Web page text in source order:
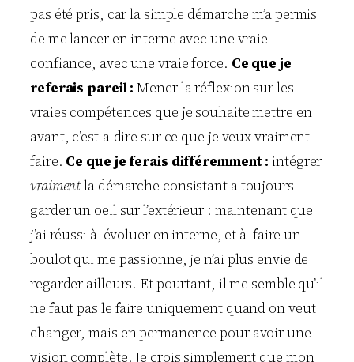
pas été pris, car la simple démarche m’a permis
de me lancer en interne avec une vraie
confiance, avec une vraie force. Ce que je
referais pareil :Mener la réflexion sur les
vraies compétences que je souhaite mettre en
avant, c’est-a-dire sur ce que je veux vraiment
faire. Ce que je ferais différemment : intégrer
vraimentla démarche consistant a toujours
garder un oeil sur l’extérieur : maintenant que
j’ai réussi à évoluer en interne, et à faire un
boulot qui me passionne, je n’ai plus envie de
regarder ailleurs. Et pourtant, il me semble qu’il
ne faut pas le faire uniquement quand on veut
changer, mais en permanence pour avoir une
vision complète. Je crois simplement que mon